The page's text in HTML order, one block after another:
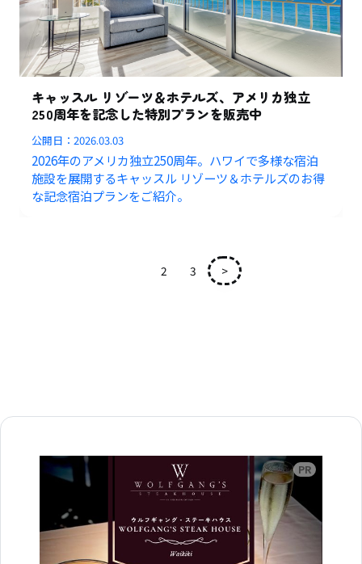
キャッスル リゾーツ＆ホテルズ、アメリカ独立
250周年を記念した特別プランを販売中
公開日：2026.03.03
2026年のアメリカ独立250周年。ハワイで多様な宿泊
施設を展開するキャッスル リゾーツ＆ホテルズのお得
な記念宿泊プランをご紹介。
2 3 >
広告